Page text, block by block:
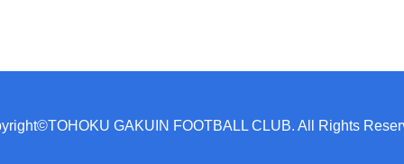
GAKUIN FOOTBALL CLUB. All Rights